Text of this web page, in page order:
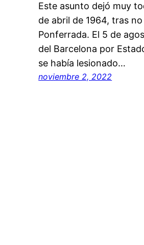
Este asunto dejó muy
de abril de 1964, tras
Ponferrada. El 5 de
del Barcelona por
se había lesionado…
noviembre 2, 2022